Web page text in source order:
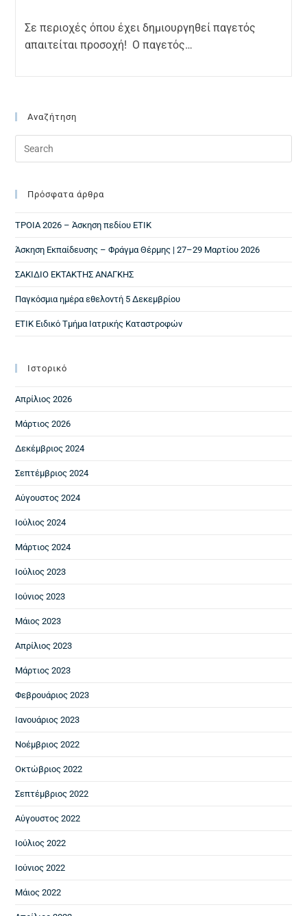
Σε περιοχές όπου έχει δημιουργηθεί παγετός
απαιτείται προσοχή! Ο παγετός…
Αναζήτηση
Πρόσφατα άρθρα
ΤΡΟΙΑ 2026 – Άσκηση πεδίου ΕΤΙΚ
Άσκηση Εκπαίδευσης – Φράγμα Θέρμης | 27–29 Μαρτίου 2026
ΣΑΚΙΔΙΟ ΕΚΤΑΚΤΗΣ ΑΝΑΓΚΗΣ
Παγκόσμια ημέρα εθελοντή 5 Δεκεμβρίου
ΕΤΙΚ Ειδικό Τμήμα Ιατρικής Καταστροφών
Ιστορικό
Απρίλιος 2026
Μάρτιος 2026
Δεκέμβριος 2024
Σεπτέμβριος 2024
Αύγουστος 2024
Ιούλιος 2024
Μάρτιος 2024
Ιούλιος 2023
Ιούνιος 2023
Μάιος 2023
Απρίλιος 2023
Μάρτιος 2023
Φεβρουάριος 2023
Ιανουάριος 2023
Νοέμβριος 2022
Οκτώβριος 2022
Σεπτέμβριος 2022
Αύγουστος 2022
Ιούλιος 2022
Ιούνιος 2022
Μάιος 2022